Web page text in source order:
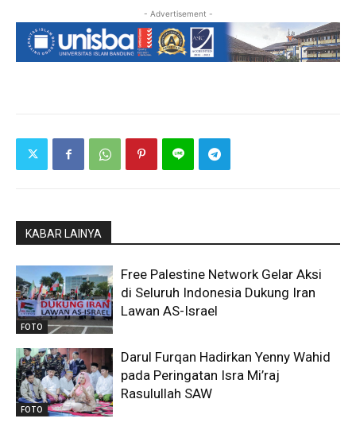
- Advertisement -
KABAR LAINYA
FOTO
Free Palestine Network Gelar Aksi
di Seluruh Indonesia Dukung Iran
Lawan AS-Israel
FOTO
Darul Furqan Hadirkan Yenny Wahid
pada Peringatan Isra Mi’raj
Rasulullah SAW